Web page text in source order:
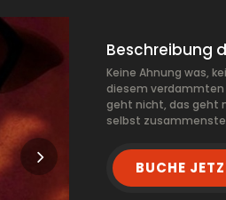
Beschreibung
Keine Ahnung was,
diesem verdammten
geht nicht, das geht
selbst
BUCHE